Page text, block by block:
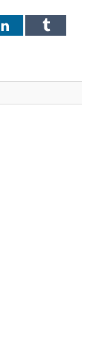
LinkedInTumblr